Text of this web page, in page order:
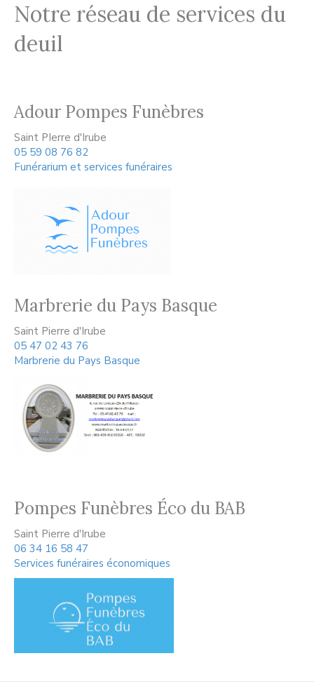
Notre réseau de services du
deuil
Adour Pompes Funèbres
Saint PIerre d'Irube
05 59 08 76 82
Funérarium et services funéraires
Marbrerie du Pays Basque
Saint Pierre d'Irube
05 47 02 43 76
Marbrerie du Pays Basque
Pompes Funèbres Éco du BAB
Saint Pierre d'Irube
06 34 16 58 47
Services funéraires économiques